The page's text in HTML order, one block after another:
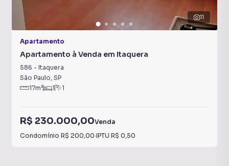
11
Apartamento
Apartamento à Venda em Itaquera
586 - Itaquera
São Paulo, SP
17m² 1 1
R$ 230.000,00Venda
Condomínio R$ 200,00·IPTU R$ 0,50